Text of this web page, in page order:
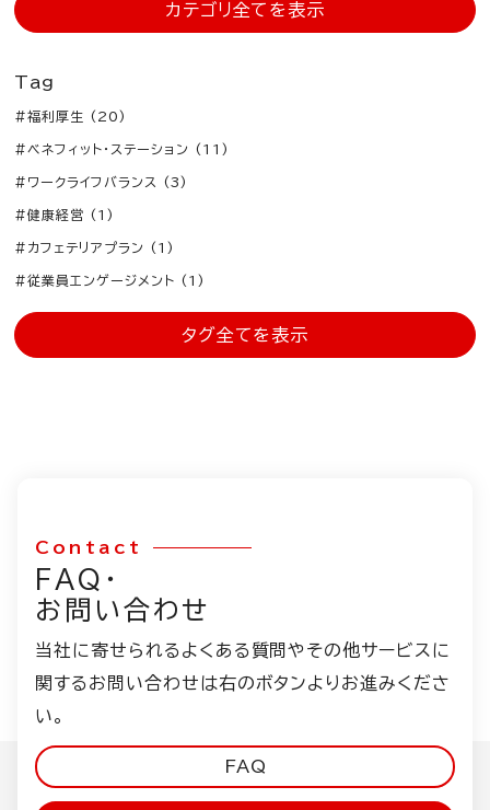
カテゴリ全てを表示
Tag
#福利厚生 (20)
#ベネフィット・ステーション (11)
#ワークライフバランス (3)
#健康経営 (1)
#カフェテリアプラン (1)
#従業員エンゲージメント (1)
タグ全てを表示
Contact
FAQ・
お問い合わせ
当社に寄せられるよくある質問やその他サービスに
関するお問い合わせは右のボタンよりお進みくださ
い。
FAQ